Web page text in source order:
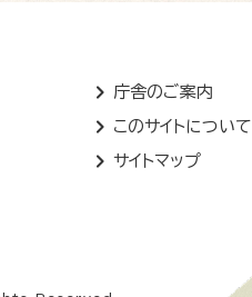
庁舎のご案内
このサイトについて
サイトマップ